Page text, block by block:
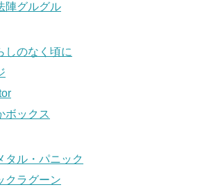
陣グルグル
しのなく頃に
ボックス
タル・パニック
クラグーン